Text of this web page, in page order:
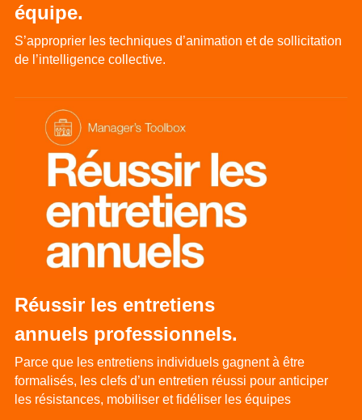
équipe.
S’approprier les techniques d’animation et de sollicitation
de l’intelligence collective.
Réussir les entretiens
annuels professionnels.
Parce que les entretiens individuels gagnent à être
formalisés, les clefs d’un entretien réussi pour anticiper
les résistances, mobiliser et fidéliser les équipes